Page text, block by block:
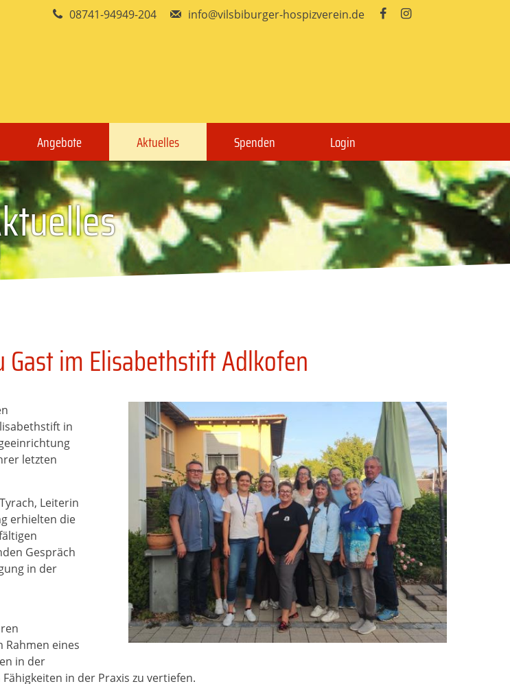
Angebote Aktuelles Spenden Login
im Elisabethstift Adlkofen
in
letzten
Leiterin
erhielten die
Gespräch
in der
eines
in der
in der Praxis zu vertiefen.
08741-94949-204 info@vilsbiburger-hospizverein.de  